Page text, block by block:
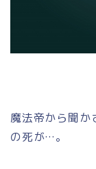
魔法帝から聞か
の死が…。